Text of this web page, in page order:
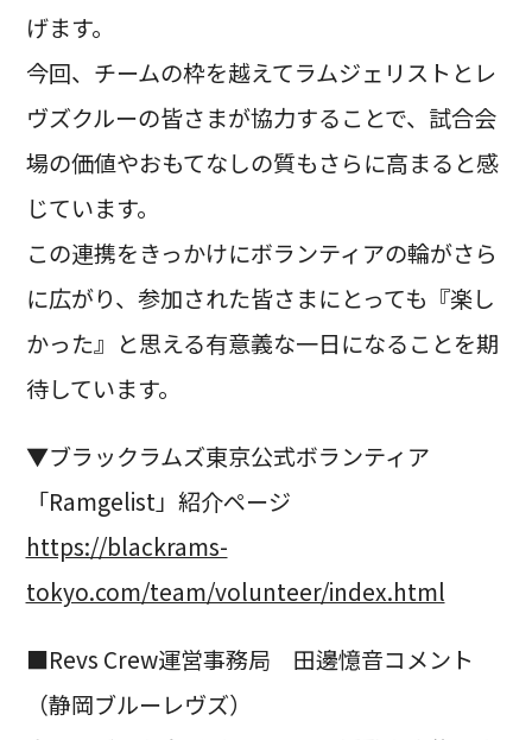
げます。
今回、チームの枠を越えてラムジェリストとレ
ヴズクルーの皆さまが協力することで、試合会
場の価値やおもてなしの質もさらに高まると感
じています。
この連携をきっかけにボランティアの輪がさら
に広がり、参加された皆さまにとっても『楽し
かった』と思える有意義な一日になることを期
待しています。
▼ブラックラムズ東京公式ボランティア
「Ramgelist」紹介ページ
https://blackrams-
tokyo.com/team/volunteer/index.html
■Revs Crew運営事務局 田邊憶音コメント
（静岡ブルーレヴズ）